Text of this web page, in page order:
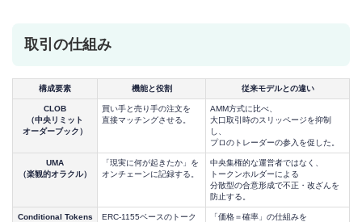
取引の仕組み
構成要素 機能と役割 従来モデルとの違い
CLOB
（中央リミット
オーダーブック）
買い手と売り手の注文を
直接マッチングさせる。
AMM方式に比べ、
大口取引時のスリッページを抑制
し、
プロのトレーダーの参入を促した。
UMA
（楽観的オラクル）
「現実に何が起きたか」を
オンチェーンに記録する。
中央集権的な運営者ではなく、
トークンホルダーによる
分散型の合意形成で不正・改ざんを
防止する。
Conditional Tokens
ERC-1155ベースのトーク
「価格＝確率」の仕組みを